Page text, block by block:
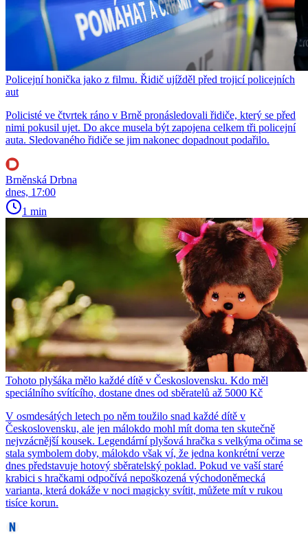
Policejní honička jako z filmu. Řidič ujížděl před trojicí policejních
aut
Policisté ve čtvrtek ráno v Brně pronásledovali řidiče, který se před
nimi pokusil ujet. Do akce musela být zapojena celkem tři policejní
auta. Sledovaného řidiče se jim nakonec dopadnout podařilo.
Brněnská Drbna
dnes, 17:00
1 min
Tohoto plyšáka mělo každé dítě v Československu. Kdo měl
speciálního svítícího, dostane dnes od sběratelů až 5000 Kč
V osmdesátých letech po něm toužilo snad každé dítě v
Československu, ale jen málokdo mohl mít doma ten skutečně
nejvzácnější kousek. Legendární plyšová hračka s velkýma očima se
stala symbolem doby, málokdo však ví, že jedna konkrétní verze
dnes představuje hotový sběratelský poklad. Pokud ve vaší staré
krabici s hračkami odpočívá nepoškozená východoněmecká
varianta, která dokáže v noci magicky svítit, můžete mít v rukou
tisíce korun.